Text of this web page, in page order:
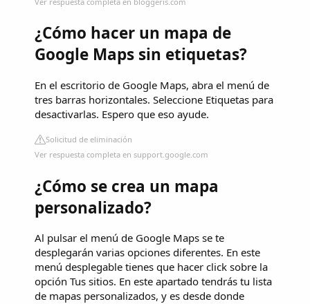
¿Cómo hacer un mapa de
Google Maps sin etiquetas?
En el escritorio de Google Maps, abra el menú de
tres barras horizontales. Seleccione Etiquetas para
desactivarlas. Espero que eso ayude.
Solicitud de eliminación
Ver respuesta completa en support.google.com
¿Cómo se crea un mapa
personalizado?
Al pulsar el menú de Google Maps se te
desplegarán varias opciones diferentes. En este
menú desplegable tienes que hacer click sobre la
opción Tus sitios. En este apartado tendrás tu lista
de mapas personalizados, y es desde donde